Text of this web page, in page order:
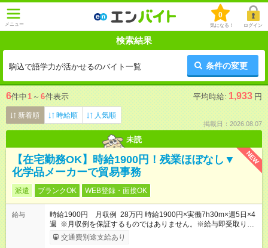
メニュー
0
気になる！ ログイン
検索結果
駒込で語学力が活かせるのバイト一覧 条件の変更
6件中1 ～ 6件表示 平均時給: 1,933 円
新着順 時給順 人気順
掲載日：2026.08.07
未読
NEW
【在宅勤務OK】時給1900円！残業ほぼなし▼
化学品メーカーで貿易事務
派遣 ブランクOK WEB登録・面接OK
給与
時給1900円 月収例 28万円 時給1900円×実働7h30m×週5日×4
週 ※月収例を保証するものではありません。※給与即受取りサ
ービス利用可（利用条件有）
交通費別途支給あり